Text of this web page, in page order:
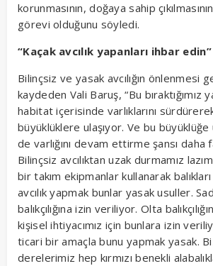
korunmasının, doğaya sahip
görevi olduğunu söyledi.
“Kaçak avcılık yapanları ihbar edin”
Bilinçsiz ve yasak avcılığın önlenmesi
kaydeden Vali Baruş, “Bu bıraktığımız
habitat içerisinde varlıklarını
büyüklüklere ulaşıyor. Ve bu büyüklüğe
de varlığını devam ettirme şansı daha
Bilinçsiz avcılıktan uzak durmamız
bir takım ekipmanlar kullanarak
avcılık yapmak bunlar yasak usuller.
balıkçılığına izin veriliyor. Olta
kişisel ihtiyacımız için bunlara izin
ticari bir amaçla bunu yapmak yasak.
derelerimiz hep kırmızı benekli